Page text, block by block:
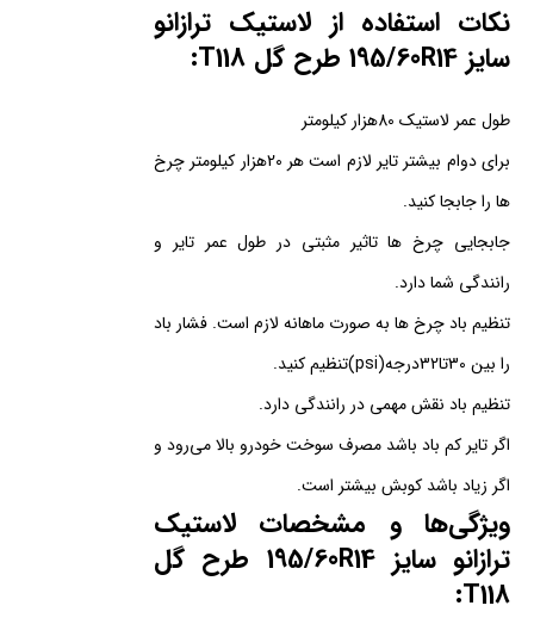
نکات استفاده از لاستیک ترازانو
سایز 195/60R14 طرح گل T118
:
طول عمر لاستیک 80هزار کیلومتر
برای دوام بیشتر تایر لازم است هر 20هزار کیلومتر چرخ
ها را جابجا کنید.
جابجایی چرخ ها تاثیر مثبتی در طول عمر تایر و
رانندگی شما دارد.
تنظیم باد چرخ ها به صورت ماهانه لازم است. فشار باد
را بین 30تا32درجه(psi)تنظیم کنید.
تنظیم باد نقش مهمی در رانندگی دارد.
اگر تایر کم باد باشد مصرف سوخت خودرو بالا می‌رود و
اگر زیاد باشد کوبش بیشتر است.
ویژگی‌ها و مشخصات لاستیک
ترازانو سایز 195/60R14 طرح گل
T118
: